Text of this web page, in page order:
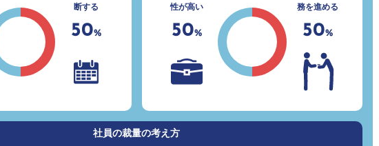
断する
50%
性が高い
50%
務を進める
50%
社員の裁量の考え方